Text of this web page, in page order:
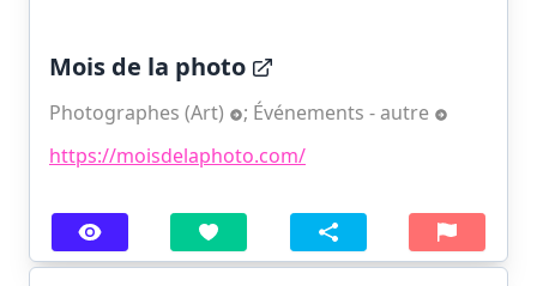
Mois de la photo
Photographes (Art) ; Événements - autre
https://moisdelaphoto.com/